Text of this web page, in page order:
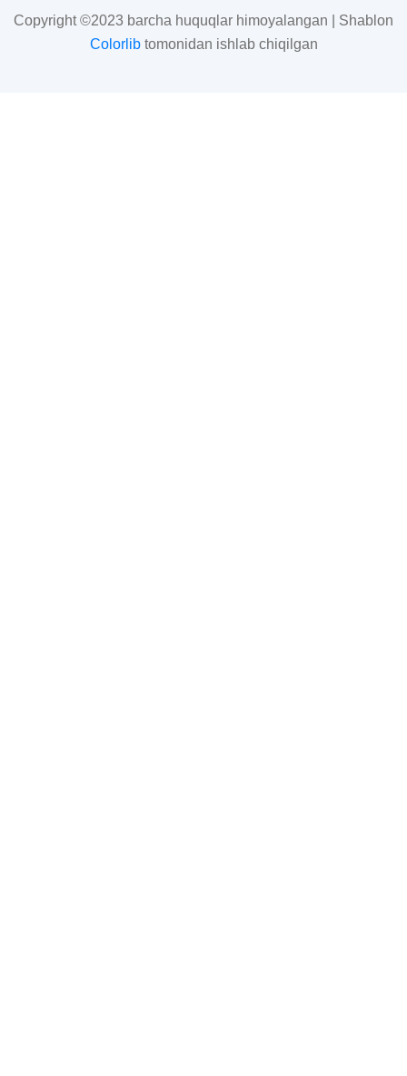
Copyright ©2023 barcha huquqlar himoyalangan | Shablon
Colorlibtomonidan ishlab chiqilgan